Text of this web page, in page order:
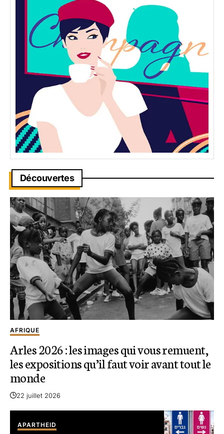
Découvertes
AFRIQUE
Arles 2026 : les images qui vous remuent,
les expositions qu’il faut voir avant tout le
monde
22 juillet 2026
APARTHEID